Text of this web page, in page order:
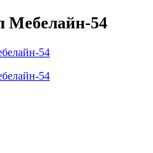
Мебелайн-54